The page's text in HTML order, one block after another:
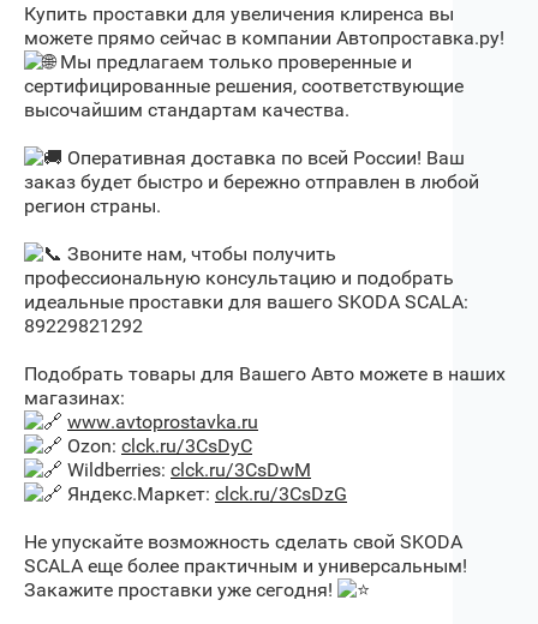
Купить проставки для увеличения клиренса вы
можете прямо сейчас в компании Автопроставка.ру!
Мы предлагаем только проверенные и
сертифицированные решения, соответствующие
высочайшим стандартам качества.
Оперативная доставка по всей России! Ваш
заказ будет быстро и бережно отправлен в любой
регион страны.
Звоните нам, чтобы получить
профессиональную консультацию и подобрать
идеальные проставки для вашего SKODA SCALA:
89229821292
Подобрать товары для Вашего Авто можете в наших
магазинах:
www.avtoprostavka.ru
Ozon: clck.ru/3CsDyC
Wildberries: clck.ru/3CsDwM
Яндекс.Маркет: clck.ru/3CsDzG
Не упускайте возможность сделать свой SKODA
SCALA еще более практичным и универсальным!
Закажите проставки уже сегодня!